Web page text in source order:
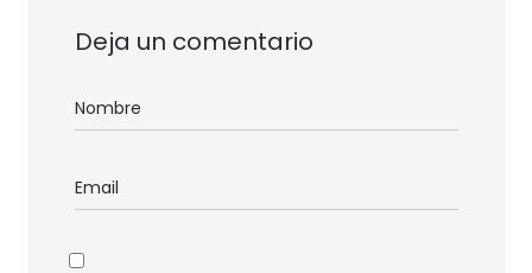
Deja un comentario